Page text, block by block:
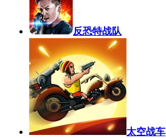
反恐特战队
太空战车